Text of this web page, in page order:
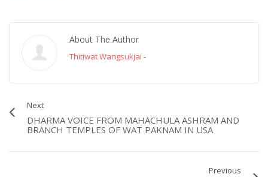
About The Author
Thitiwat Wangsukjai -
Next
DHARMA VOICE FROM MAHACHULA ASHRAM AND
BRANCH TEMPLES OF WAT PAKNAM IN USA
Previous